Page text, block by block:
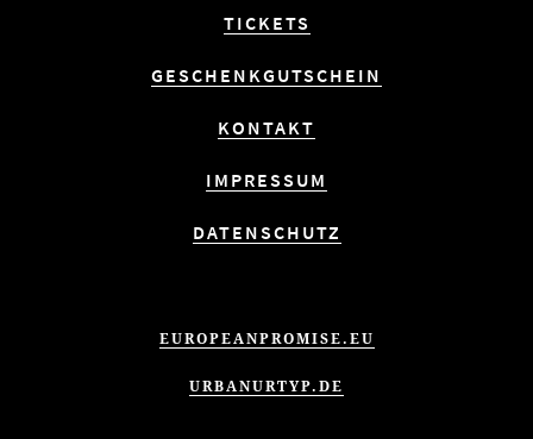
TICKETS
GESCHENKGUTSCHEIN
KONTAKT
IMPRESSUM
DATENSCHUTZ
EUROPEANPROMISE.EU
URBANURTYP.DE